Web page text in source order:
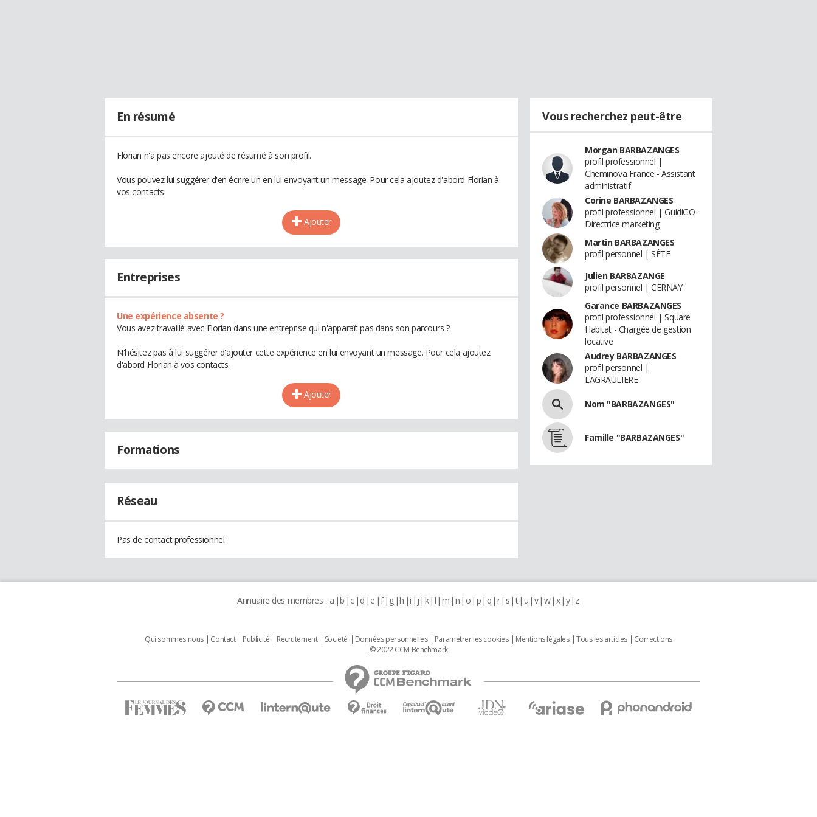
En résumé
Florian n'a pas encore ajouté de résumé à son profil.
Vous pouvez lui suggérer d'en écrire un en lui envoyant un message. Pour cela ajoutez d'abord Florian à
vos contacts.
Ajouter
Entreprises
Une expérience absente ?
Vous avez travaillé avec Florian dans une entreprise qui n'apparaît pas dans son parcours ?
N'hésitez pas à lui suggérer d'ajouter cette expérience en lui envoyant un message. Pour cela ajoutez
d'abord Florian à vos contacts.
Ajouter
Formations
Réseau
Pas de contact professionnel
Vous recherchez peut-être
Morgan BARBAZANGES
profil professionnel |
Cheminova France - Assistant
administratif
Corine BARBAZANGES
profil professionnel | GuidiGO -
Directrice marketing
Martin BARBAZANGES
profil personnel | SÈTE
Julien BARBAZANGE
profil personnel | CERNAY
Garance BARBAZANGES
profil professionnel | Square
Habitat - Chargée de gestion
locative
Audrey BARBAZANGES
profil personnel |
LAGRAULIERE
Nom "BARBAZANGES"
Famille "BARBAZANGES"
Annuaire des membres : a b c d e f g h i j k l m n o p q r s t u v w x y z
Qui sommes nous Contact Publicité Recrutement Societé Données personnelles Paramétrer les cookies Mentions légales Tous les articles
Corrections
© 2022 CCM Benchmark